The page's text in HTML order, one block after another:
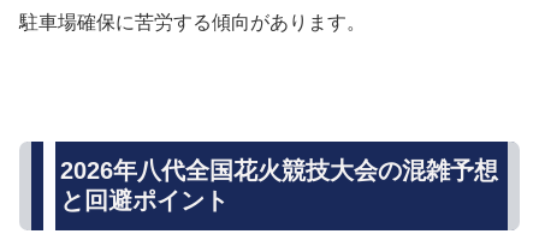
駐車場確保に苦労する傾向があります。
2026年八代全国花火競技大会の混雑予想
と回避ポイント